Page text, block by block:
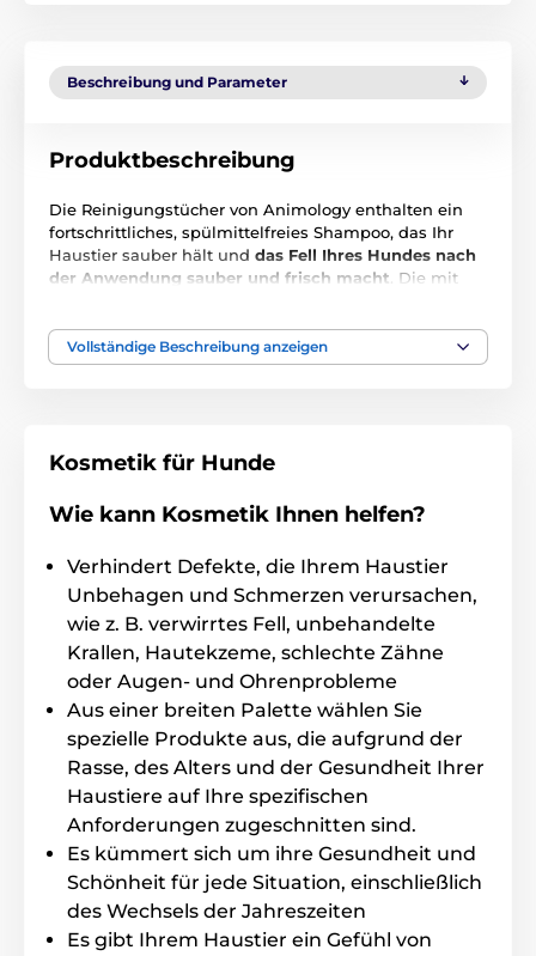
Beschreibung und Parameter
Produktbeschreibung
Die Reinigungstücher von Animology enthalten ein
fortschrittliches, spülmittelfreies Shampoo, das Ihr
Haustier sauber hält und das Fell Ihres Hundes nach
der Anwendung sauber und frisch macht . Die mit
Ihres Tieres in gutem Zustand.
und die glatte Seite wischt den Schmutz weg und
kann auch an empfindlichen Stellen verwendet
werden.
damit groß genug für eine bequeme Anwendung.
Vorteile
Langlebiges und starkes Material
Geeignet für alle Rassen ab einem Alter von 6
Wochen
Zwei verschiedene Oberflächen
Zum Entfernen von klebrigem und schleimigem
Schmutz
Ausreichende Größe der Tücher
80 Stück pro Packung
Vollständige Beschreibung anzeigen
Kosmetik für Hunde
Wie kann Kosmetik Ihnen helfen?
Verhindert Defekte, die Ihrem Haustier
Unbehagen und Schmerzen verursachen,
wie z. B. verwirrtes Fell, unbehandelte
Krallen, Hautekzeme, schlechte Zähne
oder Augen- und Ohrenprobleme
Aus einer breiten Palette wählen Sie
spezielle Produkte aus, die aufgrund der
Rasse, des Alters und der Gesundheit Ihrer
Haustiere auf Ihre spezifischen
Anforderungen zugeschnitten sind.
Es kümmert sich um ihre Gesundheit und
Schönheit für jede Situation, einschließlich
des Wechsels der Jahreszeiten
Es gibt Ihrem Haustier ein Gefühl von